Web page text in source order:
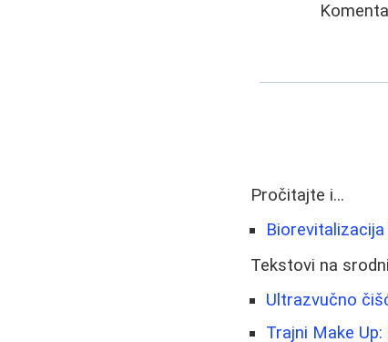
Pročitajte i...
Tekstovi na
Ultrazvučno
Trajni Make